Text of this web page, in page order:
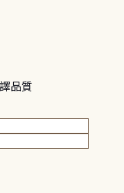
品質